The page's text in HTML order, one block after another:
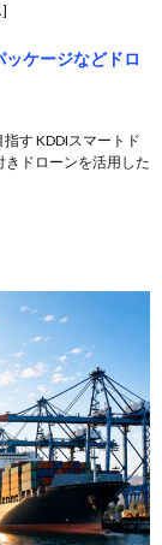
ケージなどドロ
す KDDIスマートド
ドローンを活用した